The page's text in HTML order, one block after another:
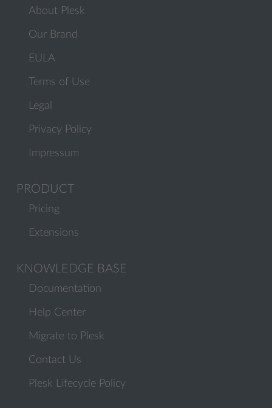
About Plesk
Our Brand
EULA
Terms of Use
Legal
Privacy Policy
Impressum
PRODUCT
Pricing
Extensions
KNOWLEDGE BASE
Documentation
Help Center
Migrate to Plesk
Contact Us
Plesk Lifecycle Policy